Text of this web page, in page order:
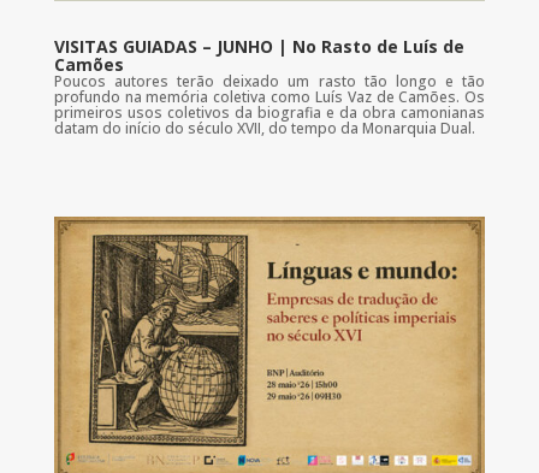
VISITAS GUIADAS – JUNHO | No Rasto de Luís de
Camões
Poucos autores terão deixado um rasto tão longo e tão
profundo na memória coletiva como Luís Vaz de Camões. Os
primeiros usos coletivos da biografia e da obra camonianas
datam do início do século XVII, do tempo da Monarquia Dual.